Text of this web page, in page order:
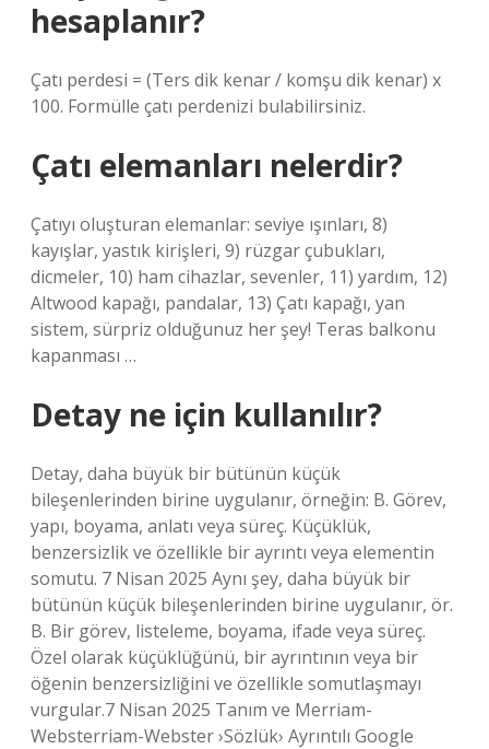
hesaplanır?
Çatı perdesi = (Ters dik kenar / komşu dik kenar) x
100. Formülle çatı perdenizi bulabilirsiniz.
Çatı elemanları nelerdir?
Çatıyı oluşturan elemanlar: seviye ışınları, 8)
kayışlar, yastık kirişleri, 9) rüzgar çubukları,
dicmeler, 10) ham cihazlar, sevenler, 11) yardım, 12)
Altwood kapağı, pandalar, 13) Çatı kapağı, yan
sistem, sürpriz olduğunuz her şey! Teras balkonu
kapanması …
Detay ne için kullanılır?
Detay, daha büyük bir bütünün küçük
bileşenlerinden birine uygulanır, örneğin: B. Görev,
yapı, boyama, anlatı veya süreç. Küçüklük,
benzersizlik ve özellikle bir ayrıntı veya elementin
somutu. 7 Nisan 2025 Aynı şey, daha büyük bir
bütünün küçük bileşenlerinden birine uygulanır, ör.
B. Bir görev, listeleme, boyama, ifade veya süreç.
Özel olarak küçüklüğünü, bir ayrıntının veya bir
öğenin benzersizliğini ve özellikle somutlaşmayı
vurgular.7 Nisan 2025 Tanım ve Merriam-
Websterriam-Webster ›Sözlük› Ayrıntılı Google